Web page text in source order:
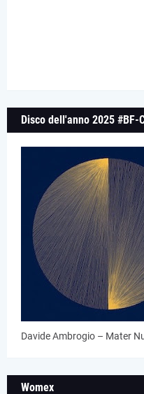
Disco dell'anno 2025 #BF-
Davide Ambrogio – Mater
Womex